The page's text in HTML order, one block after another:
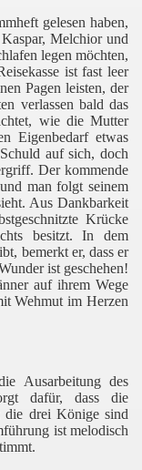
gelesen haben,
Melchior und
legen möchten,
ist fast leer
Pagen leisten, der
verlassen bald das
wie die Mutter
Eigenbedarf etwas
auf sich, doch
Der kommende
man folgt seinem
Aus Dankbarkeit
Krücke
besitzt. In dem
bemerkt er, dass er
ist geschehen!
auf ihrem Wege
Wehmut im Herzen
Ausarbeitung des
dafür, dass die
die drei Könige sind
ist melodisch